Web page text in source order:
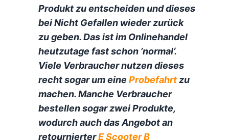
Produkt zu entscheiden und dieses
bei Nicht Gefallen wieder zurück
zu geben. Das ist im Onlinehandel
heutzutage fast schon ’normal‘.
Viele Verbraucher nutzen dieses
recht sogar um eineProbefahrtzu
machen. Manche Verbraucher
bestellen sogar zwei Produkte,
wodurch auch das Angebot an
retournierterE Scooter B